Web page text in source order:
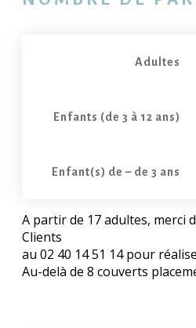
Adultes
Enfants (de 3 à 12 ans)
Enfant(s) de – de 3 ans
A partir de 17 adultes, merci
Clients
au 02 40 14 51 14 pour
Au-delà de 8 couverts